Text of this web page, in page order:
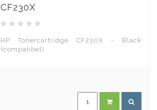
CF230X
HP Tonercartridge CF230X - Black
(compatibel)